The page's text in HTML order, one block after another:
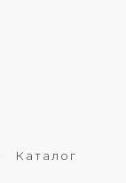
Каталог